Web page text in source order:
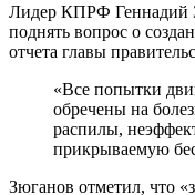
Лидер КПРФ Геннадий
поднять вопрос о
отчета главы
«Все попытки
обречены на
распилы,
прикрываемую
Зюганов отметил, что